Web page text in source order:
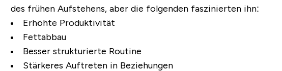
des frühen Aufstehens, aber die folgenden faszinierten ihn:
Erhöhte Produktivität
Fettabbau
Besser strukturierte Routine
Stärkeres Auftreten in Beziehungen